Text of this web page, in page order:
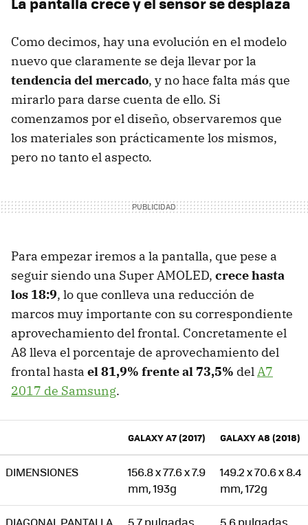
Como decimos, hay una evolución en el modelo
nuevo que claramente se deja llevar por la
tendencia del mercado, y no hace falta más que
mirarlo para darse cuenta de ello. Si
comenzamos por el diseño, observaremos que
los materiales son prácticamente los mismos,
pero no tanto el aspecto.
Para empezar iremos a la pantalla, que pese a
seguir siendo una Super AMOLED, crece hasta
los 18:9, lo que conlleva una reducción de
marcos muy importante con su correspondiente
aprovechamiento del frontal. Concretamente el
A8 lleva el porcentaje de aprovechamiento del
frontal hasta el 81,9% frente al 73,5% delA7
2017 de Samsung.
GALAXY A7 (2017) GALAXY A8 (2018)
DIMENSIONES
156.8 x 77.6 x 7.9
mm, 193g
149.2 x 70.6 x 8.4
mm, 172g